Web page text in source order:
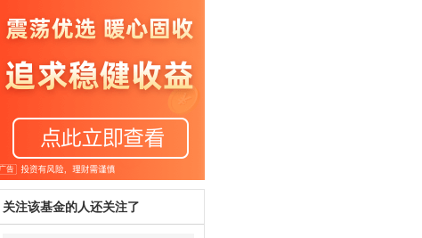
关注该基金的人还关注了